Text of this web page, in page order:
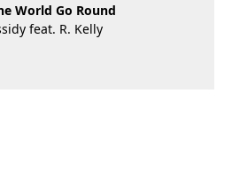
World Go Round
feat. R. Kelly